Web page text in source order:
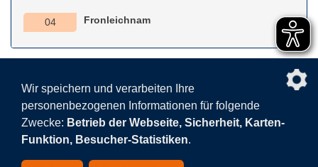
04 Fronleichnam
nach
Impressum
Wir speichern und verarbeiten Ihre
personenbezogenen Informationen für folgende
Zwecke: Betrieb der Webseite, Sicherheit, Karten-
Funktion, Besucher-Statistiken.